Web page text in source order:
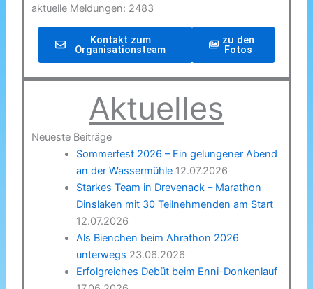
aktuelle Meldungen: 2483
Kontakt zum
Organisationsteam
zu den
Fotos
Aktuelles
Neueste Beiträge
Sommerfest 2026 – Ein gelungener Abend
an der Wassermühle 12.07.2026
Starkes Team in Drevenack – Marathon
Dinslaken mit 30 Teilnehmenden am Start
12.07.2026
Als Bienchen beim Ahrathon 2026
unterwegs 23.06.2026
Erfolgreiches Debüt beim Enni-Donkenlauf